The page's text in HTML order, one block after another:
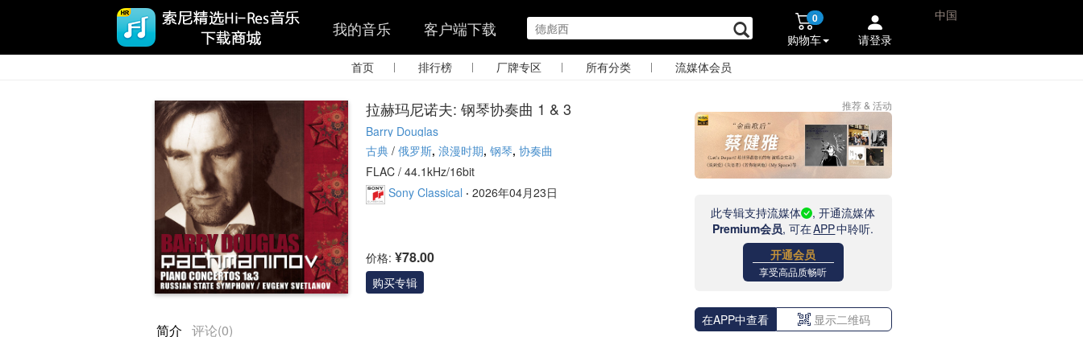
我的音乐 客户端下载 0
购物车 请登录
中国
首页 | 排行榜 | 厂牌专区 | 所有分类 | 流媒体会员
拉赫玛尼诺夫: 钢琴协奏曲 1 & 3
Barry Douglas
古典 / 俄罗斯, 浪漫时期, 钢琴, 协奏曲
FLAC / 44.1kHz/16bit
Sony Classical · 2026年04月23日
价格: ¥78.00
购买专辑
简介 评论(0)
推荐 & 活动
此专辑支持流媒体
, 开通流媒体
Premium会员, 可在APP中聆听.
开通会员
享受高品质畅听
在APP中查看 显示二维码